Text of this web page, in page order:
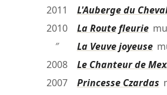
2011
L'Auberge du
2010
La Route fleurie
″
La Veuve joyeuse
2008
Le Chanteur de
2007
Princesse Czardas